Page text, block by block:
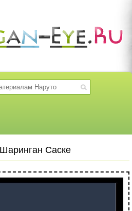
Шаринган Саске